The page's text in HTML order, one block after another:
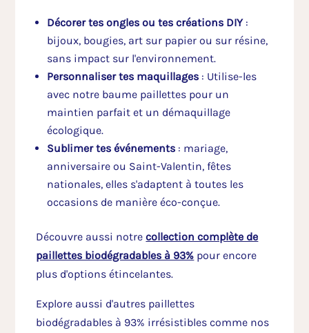
Décorer tes ongles ou tes créations DIY:
bijoux, bougies, art sur papier ou sur résine,
sans impact sur l'environnement.
Personnaliser tes maquillages : Utilise-les
avec notre baume paillettes pour un
maintien parfait et un démaquillage
écologique.
Sublimer tes événements : mariage,
anniversaire ou Saint-Valentin, fêtes
nationales, elles s'adaptent à toutes les
occasions de manière éco-conçue.
Découvre aussi notrecollection complète de
paillettes biodégradables à 93% pour encore
plus d'options étincelantes.
Explore aussi d'autres paillettes
biodégradables à 93% irrésistibles comme nos